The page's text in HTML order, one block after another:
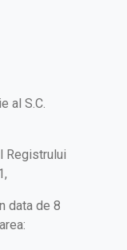
al S.C.
Registrului
data de 8